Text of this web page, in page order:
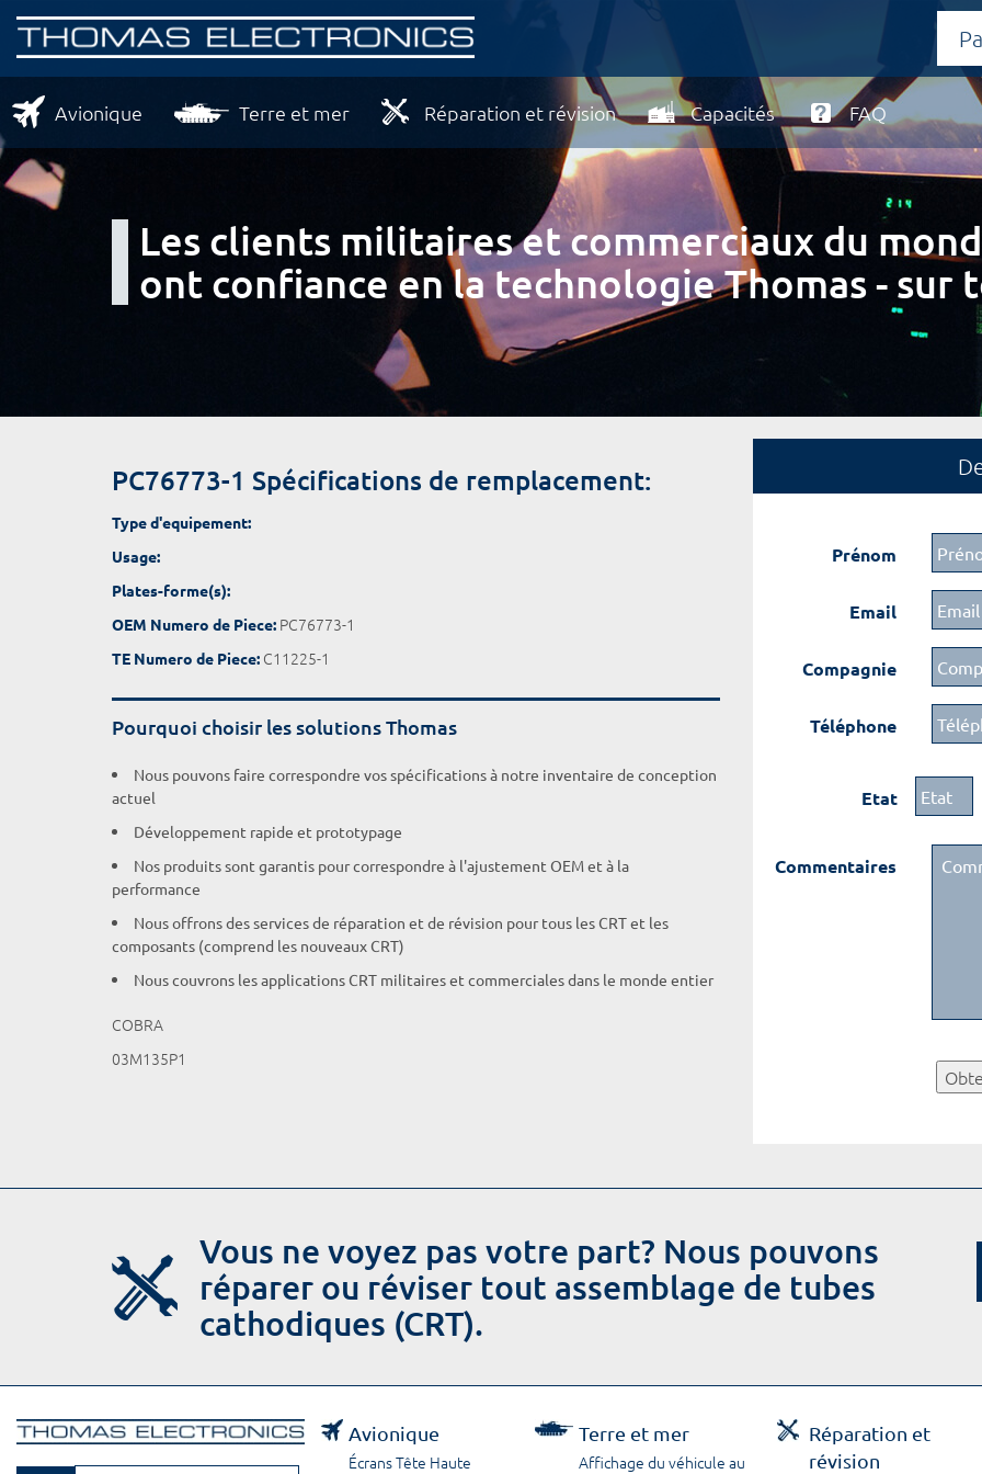
Avionique Terre et mer Réparation et révision Capacités FAQ
Les clients militaires et commerciaux du
ont confiance en la technologie Thomas - sur
PC76773-1 Spécifications de remplacement:
Type d'equipement:
Usage:
Plates-forme(s):
OEM Numero de Piece: PC76773-1
TE Numero de Piece: C11225-1
Pourquoi choisir les solutions Thomas
Nous pouvons faire correspondre vos spécifications à notre inventaire de conception
actuel
Développement rapide et prototypage
Nos produits sont garantis pour correspondre à l'ajustement OEM et à la
performance
Nous offrons des services de réparation et de révision pour tous les CRT et les
composants (comprend les nouveaux CRT)
Nous couvrons les applications CRT militaires et commerciales dans le monde entier
COBRA
03M135P1
Prénom
Email
Compagnie
Téléphone
Etat
Commentaires
Vous ne voyez pas votre part? Nous pouvons
réparer ou réviser tout assemblage de tubes
cathodiques (CRT).
Avionique
Écrans Tête Haute
Terre et mer
Affichage du véhicule au
Réparation et
révision